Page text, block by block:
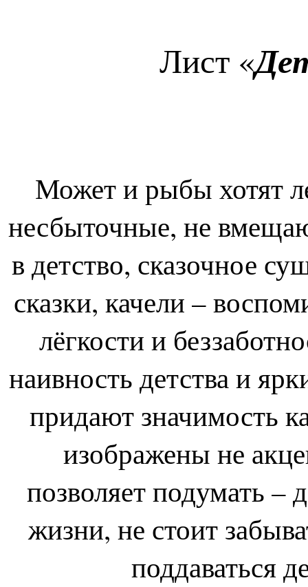
Лист «
Может и рыбы хотят
несбыточные, не
в детство, сказочное
сказки, качели –
лёгкости и
наивность детства и
придают значимость
изображены не
позволяет подумать –
жизни, не стоит
поддаваться